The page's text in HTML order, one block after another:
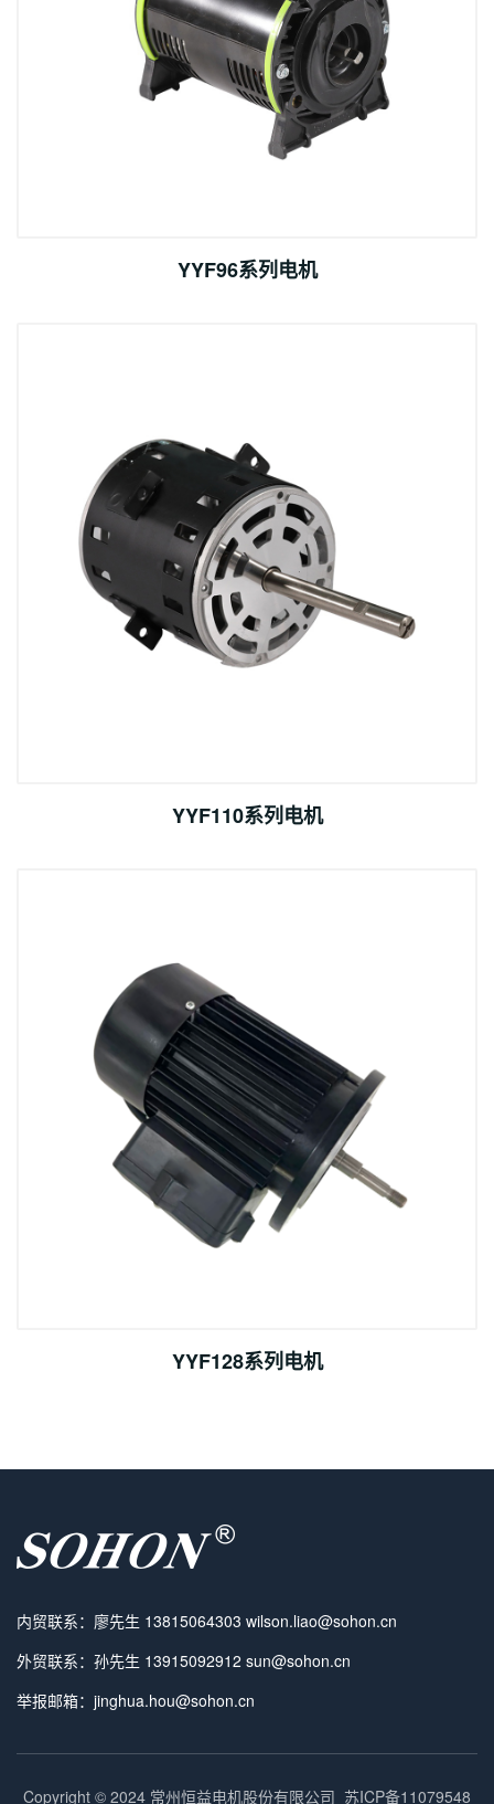
YYF96系列电机
YYF110系列电机
YYF128系列电机
内贸联系：廖先生 13815064303 wilson.liao@sohon.cn
外贸联系：孙先生 13915092912 sun@sohon.cn
举报邮箱：jinghua.hou@sohon.cn
Copyright © 2024 常州恒益电机股份有限公司 苏ICP备11079548